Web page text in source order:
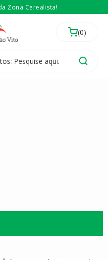
Zona Cerealista!
Cerealista de São Paulo!
no atacado